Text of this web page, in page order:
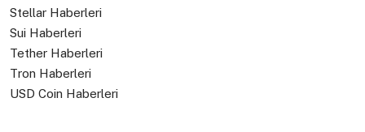
Stellar Haberleri
Sui Haberleri
Tether Haberleri
Tron Haberleri
USD Coin Haberleri